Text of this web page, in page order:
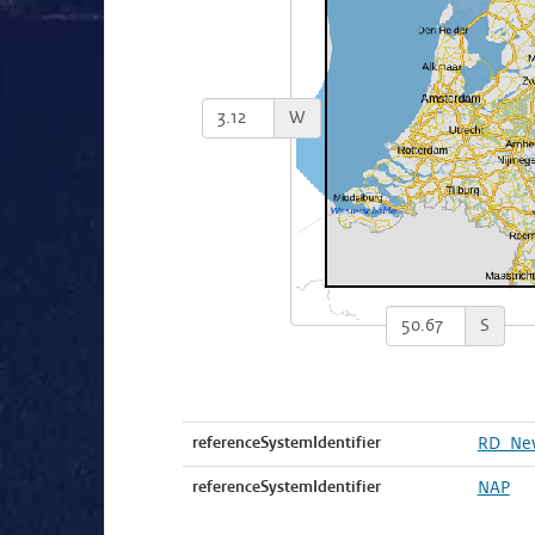
S
W
referenceSystemIdentifier
referenceSystemIdentifier NAP